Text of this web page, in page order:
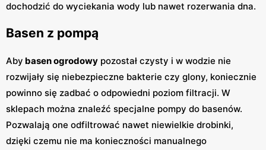
dochodzić do wyciekania wody lub nawet rozerwania dna.
Basen z pompą
Aby basen ogrodowy pozostał czysty i w wodzie nie
rozwijały się niebezpieczne bakterie czy glony, koniecznie
powinno się zadbać o odpowiedni poziom filtracji. W
sklepach można znaleźć specjalne pompy do basenów.
Pozwalają one odfiltrować nawet niewielkie drobinki,
dzięki czemu nie ma konieczności manualnego